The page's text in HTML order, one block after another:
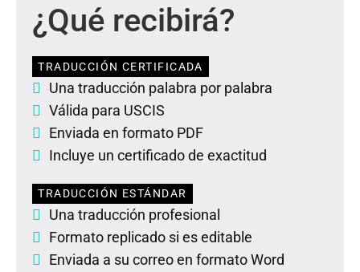
¿Qué recibirá?
TRADUCCIÓN CERTIFICADA
Una traducción palabra por palabra
Válida para USCIS
Enviada en formato PDF
Incluye un certificado de exactitud
TRADUCCIÓN ESTÁNDAR
Una traducción profesional
Formato replicado si es editable
Enviada a su correo en formato Word